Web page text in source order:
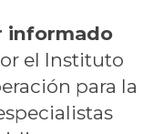
informado
el Instituto
para la